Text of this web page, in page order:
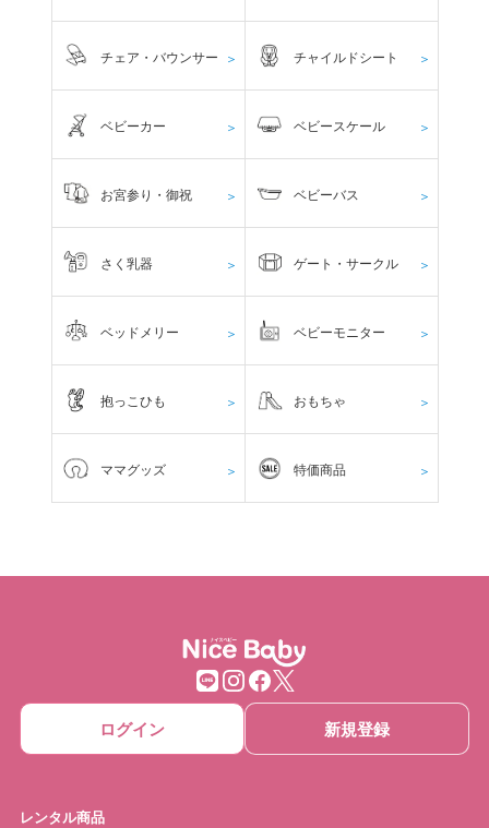
チェア・バウンサー ＞ チャイルドシート ＞
ベビーカー ＞ ベビースケール ＞
お宮参り・御祝 ＞ ベビーバス ＞
さく乳器 ＞ ゲート・サークル ＞
ベッドメリー ＞ ベビーモニター ＞
抱っこひも ＞ おもちゃ ＞
ママグッズ ＞ 特価商品 ＞
ログイン 新規登録
レンタル商品